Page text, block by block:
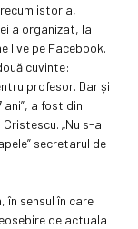
istoria,
a organizat, la
live pe Facebook.
cuvinte:
profesor. Dar și
a fost din
„Nu s-a
secretarul de
sensul în care
de actuala